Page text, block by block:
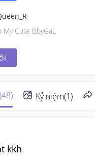
My Cute BbyGaL
(48) Kỷ niệm(1)
kkh